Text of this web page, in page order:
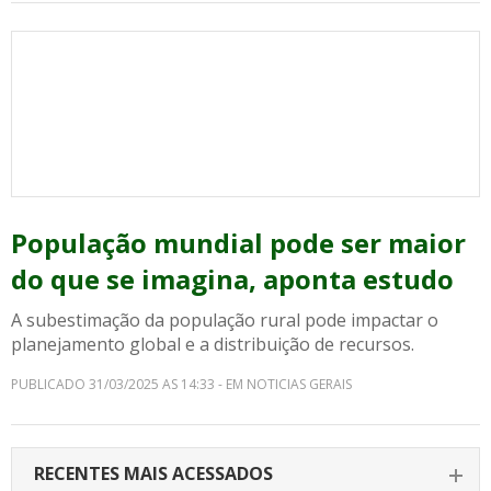
População mundial pode ser maior
do que se imagina, aponta estudo
A subestimação da população rural pode impactar o
planejamento global e a distribuição de recursos.
PUBLICADO 31/03/2025 AS 14:33 - EM NOTICIAS GERAIS
RECENTES MAIS ACESSADOS